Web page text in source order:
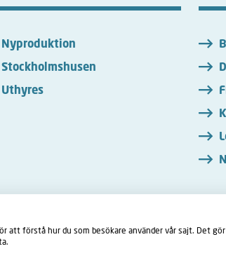
Nyproduktion
Stockholmshusen
Uthyres
Facebook
att förstå hur du som besökare använder vår sajt. Det